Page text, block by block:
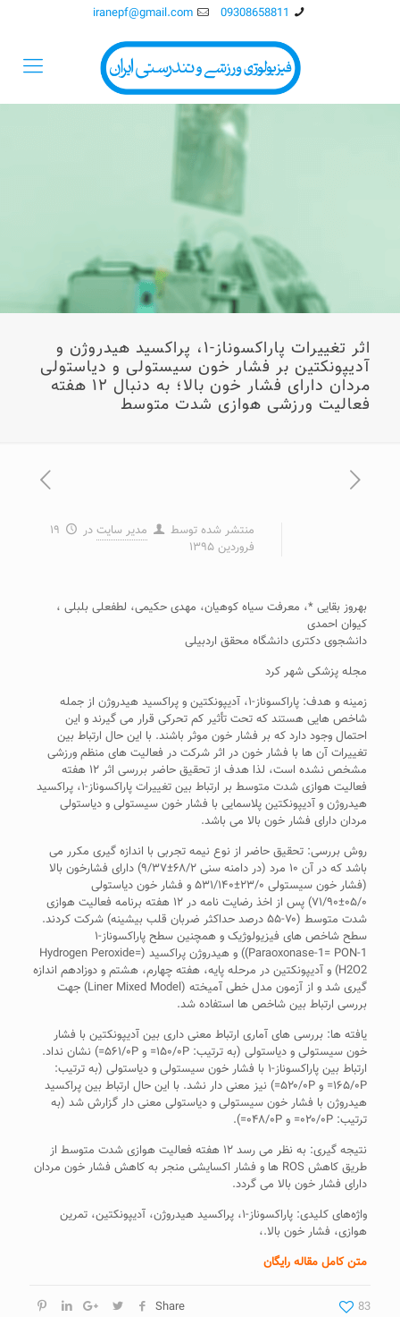
09308658811
iranepf@gmail.com
اثر تغییرات پاراکسوناز-۱، پراکسید هیدروژن و
آدیپونکتین بر فشار خون سیستولی و دیاستولی
مردان دارای فشار خون بالا؛ به دنبال ۱۲ هفته
فعالیت ورزشی هوازی شدت متوسط
منتشر شده توسط مدیر سایت در
۱۹
فروردین ۱۳۹۵
بهروز بقایی *، معرفت سیاه کوهیان، مهدی حکیمی، لطفعلی بلبلی ،
کیوان احمدی
دانشجوی دکتری دانشگاه محقق اردبیلی
مجله پزشکی شهر کرد
زمینه و هدف: پاراکسوناز-۱، آدیپونکتین و پراکسید هیدروژن از جمله
شاخص هایی هستند که تحت تأثیر کم تحرکی قرار می گیرند و این
احتمال وجود دارد که بر فشار خون موثر باشند. با این حال ارتباط بین
تغییرات آن ها با فشار خون در اثر شرکت در فعالیت های منظم ورزشی
مشخص نشده است، لذا هدف از تحقیق حاضر بررسی اثر ۱۲ هفته
فعالیت هوازی شدت متوسط بر ارتباط بین تغییرات پاراکسوناز-۱، پراکسید
هیدروژن و آدیپونکتین پلاسمایی با فشار خون سیستولی و دیاستولی
مردان دارای فشار خون بالا می باشد.
روش بررسی: تحقیق حاضر از نوع نیمه تجربی با اندازه گیری مکرر می
باشد که در آن ۱۰ مرد (در دامنه سنی ۶۸/۲±۹/۳۷) دارای فشارخون بالا
(فشار خون سیستولی ۲۳/۰±۵۳۱/۱۴۰ و فشار خون دیاستولی
۰۵/۰±۷۱/۹۰) پس از اخذ رضایت نامه در ۱۲ هفته برنامه فعالیت هوازی
شدت متوسط (۷۰-۵۵ درصد حداکثر ضربان قلب بیشینه) شرکت کردند.
سطح شاخص های فیزیولوژیک و همچنین سطح پاراکسوناز-۱
Paraoxonase-1= PON-1)) و هیدروژن پراکسید (Hydrogen Peroxide=
H2O2) و آدیپونکتین در مرحله پایه، هفته چهارم، هشتم و دوزادهم اندازه
گیری شد و از آزمون مدل خطی آمیخته (Liner Mixed Model) جهت
بررسی ارتباط بین شاخص ها استفاده شد.
یافته ها: بررسی های آماری ارتباط معنی داری بین آدیپونکتین با فشار
خون سیستولی و دیاستولی (به ترتیب: ۱۵۰/۰P= و ۵۶۱/۰P=) نشان نداد.
ارتباط بین پاراکسوناز-۱ با فشار خون سیستولی و دیاستولی (به ترتیب:
۱۶۵/۰P= و ۵۲۰/۰P=) نیز معنی دار نشد. با این حال ارتباط بین پراکسید
هیدروژن با فشار خون سیستولی و دیاستولی معنی دار گزارش شد (به
ترتیب: ۰۲۰/۰P= و ۰۴۸/۰P=).
نتیجه گیری: به نظر می رسد ۱۲ هفته فعالیت هوازی شدت متوسط از
طریق کاهش ROS ها و فشار اکسایشی منجر به کاهش فشار خون مردان
دارای فشار خون بالا می گردد.
واژه‌های کلیدی: پاراکسوناز-۱، پراکسید هیدروژن، آدیپونکتین، تمرین
هوازی، فشار خون بالا.،
متن کامل مقاله رایگان
Share 83